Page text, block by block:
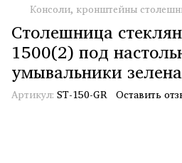
Консоли, кронштейны
Столешница
1500(2) под
умывальники
Артикул: ST-150-GR Оставить